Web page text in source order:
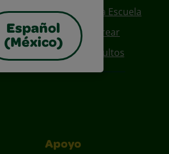
Español
(México)
De Regreso A La Escuela
Personajes Para Colorear
Coloreables Para Adultos
Apoyo